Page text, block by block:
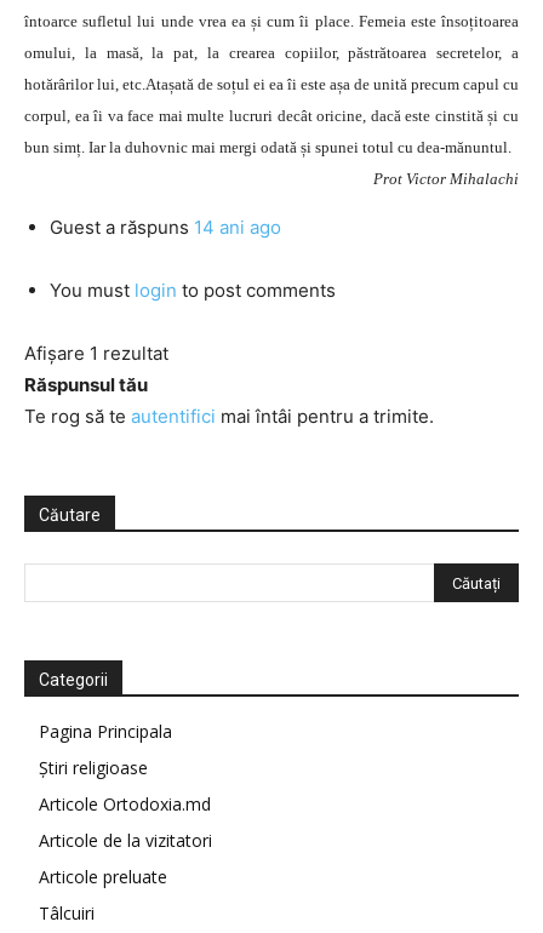
întoarce sufletul lui unde vrea ea și cum îi place. Femeia este însoțitoarea
omului, la masă, la pat, la crearea copiilor, păstrătoarea secretelor, a
hotărârilor lui, etc.Atașată de soțul ei ea îi este așa de unită precum capul cu
corpul, ea îi va face mai multe lucruri decât oricine, dacă este cinstită și cu
bun simț. Iar la duhovnic mai mergi odată și spunei totul cu dea-mănuntul.
Prot Victor Mihalachi
Guest a răspuns 14 ani ago
You must login to post comments
Afișare 1 rezultat
Răspunsul tău
Te rog să te autentifici mai întâi pentru a trimite.
Căutare
Categorii
Pagina Principala
Știri religioase
Articole Ortodoxia.md
Articole de la vizitatori
Articole preluate
Tâlcuiri